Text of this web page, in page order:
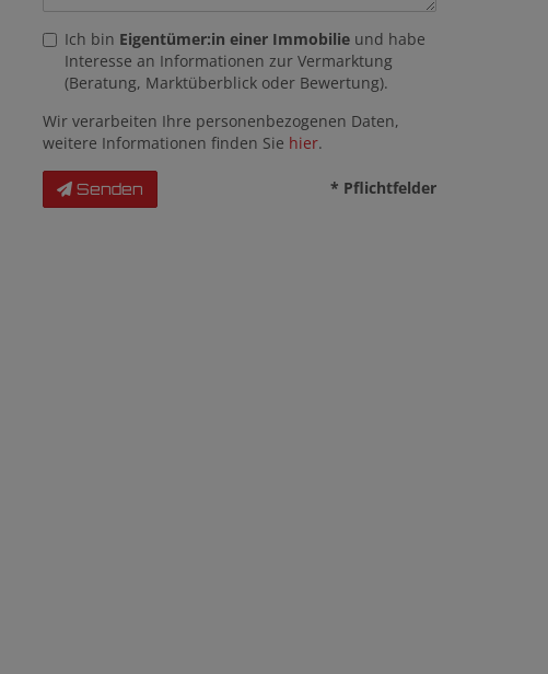
Ich bin Eigentümer:in einer Immobilie und habe
Interesse an Informationen zur Vermarktung
(Beratung, Marktüberblick oder Bewertung).
Wir verarbeiten Ihre personenbezogenen Daten,
weitere Informationen finden Sie hier.
Senden * Pflichtfelder